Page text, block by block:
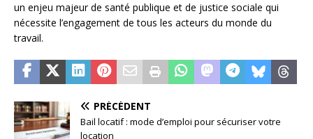
un enjeu majeur de santé publique et de justice sociale qui
nécessite l’engagement de tous les acteurs du monde du
travail.
PRÉCÉDENT
Bail locatif : mode d’emploi pour sécuriser votre
location